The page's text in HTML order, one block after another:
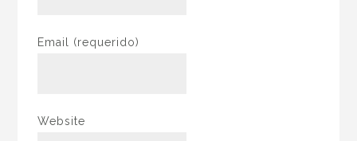
Email (requerido)
Website